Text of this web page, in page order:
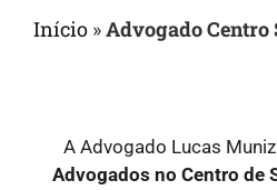
Início »Advogado Centro
A Advogado Lucas
Advogados no Centro de